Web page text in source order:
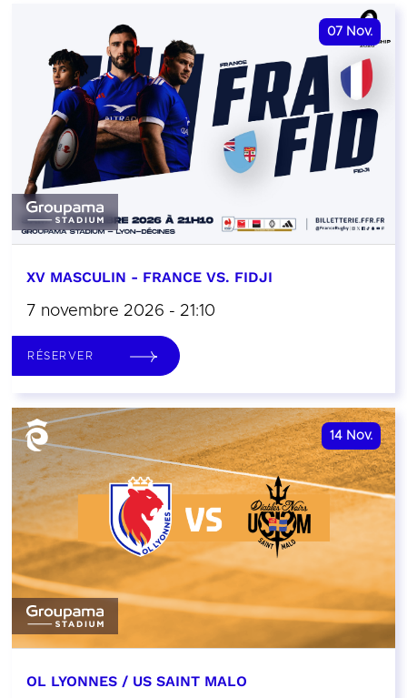
07 Nov.
XV MASCULIN - FRANCE VS. FIDJI
7 novembre 2026 - 21:10
RÉSERVER
14 Nov.
OL LYONNES / US SAINT MALO